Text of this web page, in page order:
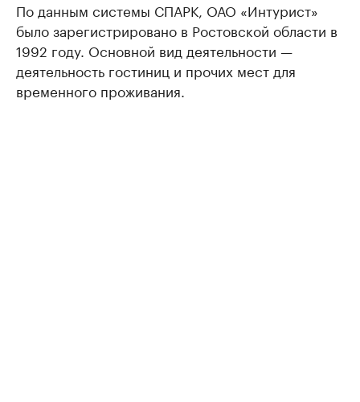
По данным системы СПАРК, ОАО «Интурист»
было зарегистрировано в Ростовской области в
1992 году. Основной вид деятельности —
деятельность гостиниц и прочих мест для
временного проживания.